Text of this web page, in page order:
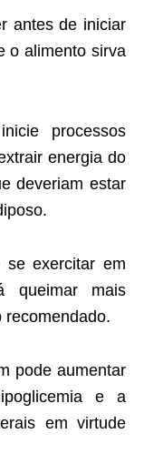
antes de iniciar
o alimento sirva
processos
energia do
deveriam estar
se exercitar em
queimar mais
recomendado.
pode aumentar
e a
em virtude